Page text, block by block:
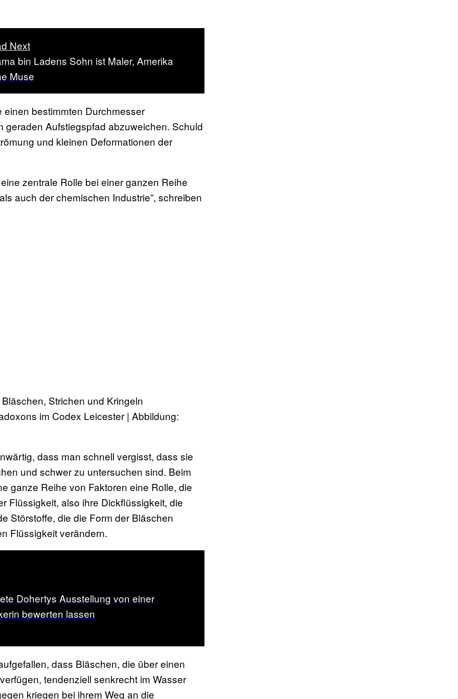
Next
bin Ladens Sohn ist Maler, Amerika
Muse
bestimmten Durchmesser
Aufstiegspfad abzuweichen. Schuld
und kleinen Deformationen der
zentrale Rolle bei einer ganzen Reihe
auch der chemischen Industrie”, schreiben
im Codex Leicester | Abbildung:
dass man schnell vergisst, dass sie
und schwer zu untersuchen sind. Beim
ganze Reihe von Faktoren eine Rolle, die
Flüssigkeit, also ihre Dickflüssigkeit, die
Störstoffe, die die Form der Bläschen
Flüssigkeit verändern.
Dohertys Ausstellung von einer
bewerten lassen
dass Bläschen, die über einen
tendenziell senkrecht im Wasser
kriegen bei ihrem Weg an die